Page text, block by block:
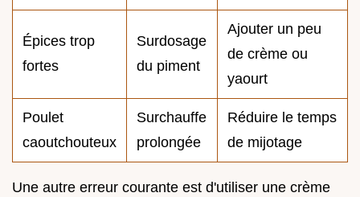
Épices trop
fortes
Surdosage
du piment
Ajouter un peu
de crème ou
yaourt
Poulet
caoutchouteux
Surchauffe
prolongée
Réduire le temps
de mijotage
Une autre erreur courante est d'utiliser une crème